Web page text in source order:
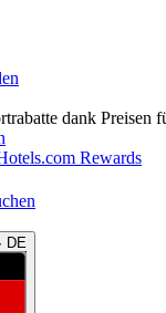
dank Preisen
Rewards
DE